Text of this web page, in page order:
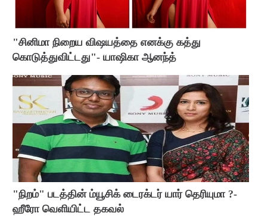
"சினிமா நிறைய விஷயத்தை எனக்கு கத்து
கொடுத்துவிட்டது"- யாஷிகா ஆனந்த்
"நிறம்" படத்தின் ம்யூசிக் டைரக்டர் யார் தெரியுமா ?-
ஹீரோ வெளியிட்ட தகவல்